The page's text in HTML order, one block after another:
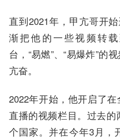
直到2021年，甲亢哥开
渐把他的一些视频转
台，“易燃”、“易爆炸”的
亢奋。
2022年开始，他开启了
直播的视频栏目。过去
个国家。并在今年3月，